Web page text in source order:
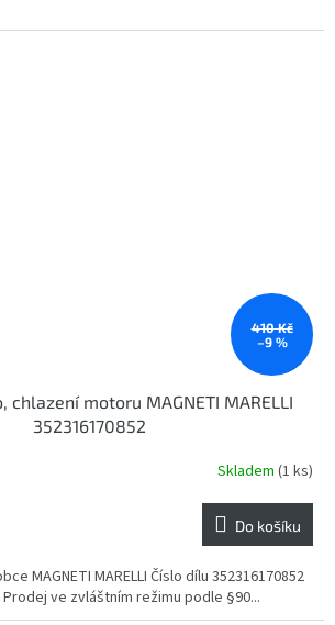
410 Kč
–9 %
chlazení motoru MAGNETI MARELLI
352316170852
Skladem (1 ks)
Do košíku
MAGNETI MARELLI Číslo dílu 352316170852
Prodej ve zvláštním režimu podle §90...